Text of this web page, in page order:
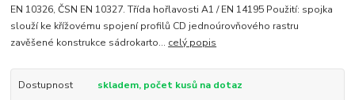
EN 10326, ČSN EN 10327. Třída hořlavosti A1 / EN 14195 Použití: spojka
slouží ke křížovému spojení profilů CD jednoúrovňového rastru
zavěšené konstrukce sádrokarto... celý popis
Dostupnost skladem, počet kusů na dotaz